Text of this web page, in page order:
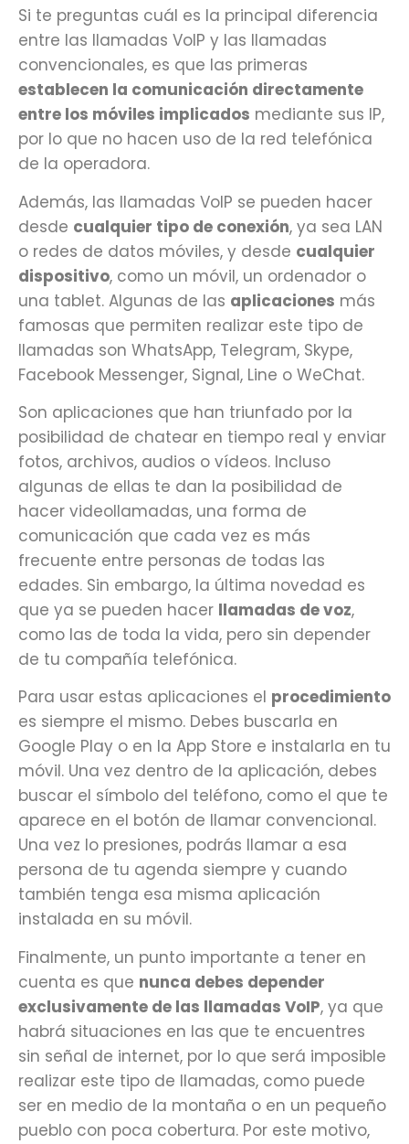
Si te preguntas cuál es la principal diferencia
entre las llamadas VoIP y las llamadas
convencionales, es que las primeras
establecen la comunicación directamente
entre los móviles implicados mediante sus IP,
por lo que no hacen uso de la red telefónica
de la operadora.
Además, las llamadas VoIP se pueden hacer
desde cualquier tipo de conexión, ya sea LAN
o redes de datos móviles, y desde cualquier
dispositivo, como un móvil, un ordenador o
una tablet. Algunas de las aplicaciones más
famosas que permiten realizar este tipo de
llamadas son WhatsApp, Telegram, Skype,
Facebook Messenger, Signal, Line o WeChat.
Son aplicaciones que han triunfado por la
posibilidad de chatear en tiempo real y enviar
fotos, archivos, audios o vídeos. Incluso
algunas de ellas te dan la posibilidad de
hacer videollamadas, una forma de
comunicación que cada vez es más
frecuente entre personas de todas las
edades. Sin embargo, la última novedad es
que ya se pueden hacer llamadas de voz,
como las de toda la vida, pero sin depender
de tu compañía telefónica.
Para usar estas aplicaciones el procedimiento
es siempre el mismo. Debes buscarla en
Google Play o en la App Store e instalarla en tu
móvil. Una vez dentro de la aplicación, debes
buscar el símbolo del teléfono, como el que te
aparece en el botón de llamar convencional.
Una vez lo presiones, podrás llamar a esa
persona de tu agenda siempre y cuando
también tenga esa misma aplicación
instalada en su móvil.
Finalmente, un punto importante a tener en
cuenta es que nunca debes depender
exclusivamente de las llamadas VoIP, ya que
habrá situaciones en las que te encuentres
sin señal de internet, por lo que será imposible
realizar este tipo de llamadas, como puede
ser en medio de la montaña o en un pequeño
pueblo con poca cobertura. Por este motivo,